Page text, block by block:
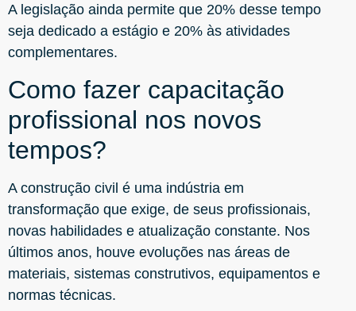
A legislação ainda permite que 20% desse tempo
seja dedicado a estágio e 20% às atividades
complementares.
Como fazer capacitação
profissional nos novos
tempos?
A construção civil é uma indústria em
transformação que exige, de seus profissionais,
novas habilidades e atualização constante. Nos
últimos anos, houve evoluções nas áreas de
materiais, sistemas construtivos, equipamentos e
normas técnicas.